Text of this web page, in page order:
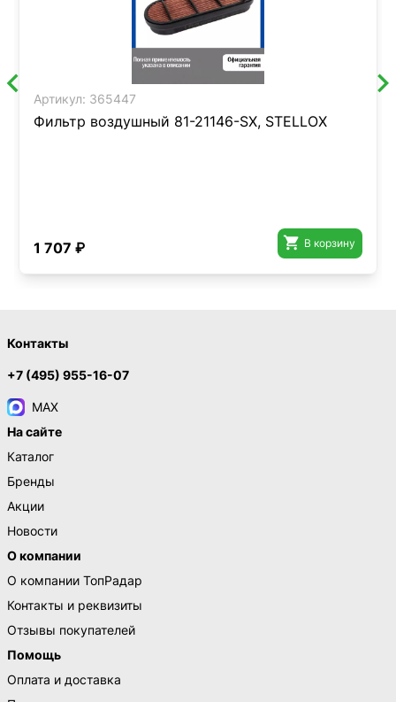
Артикул: 365447
Фильтр воздушный 81-21146-SX, STELLOX
1 707 ₽  В корзину
Контакты
+7 (495) 955-16-07
MAX
На сайте
Каталог
Бренды
Акции
Новости
О компании
О компании ТопРадар
Контакты и реквизиты
Отзывы покупателей
Помощь
Оплата и доставка